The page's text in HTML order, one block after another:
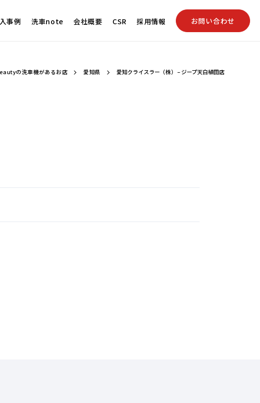
事例 洗車note 会社概要 CSR 採用情報 お問い合わせ
の洗車機があるお店 愛知県 愛知クライスラー（株） – ジープ天白植田店